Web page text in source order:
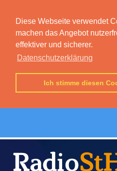
Diese Webseite verwendet
machen das Angebot
effektiver und sicherer.
Datenschutzerklärung
Ich stimme diesen